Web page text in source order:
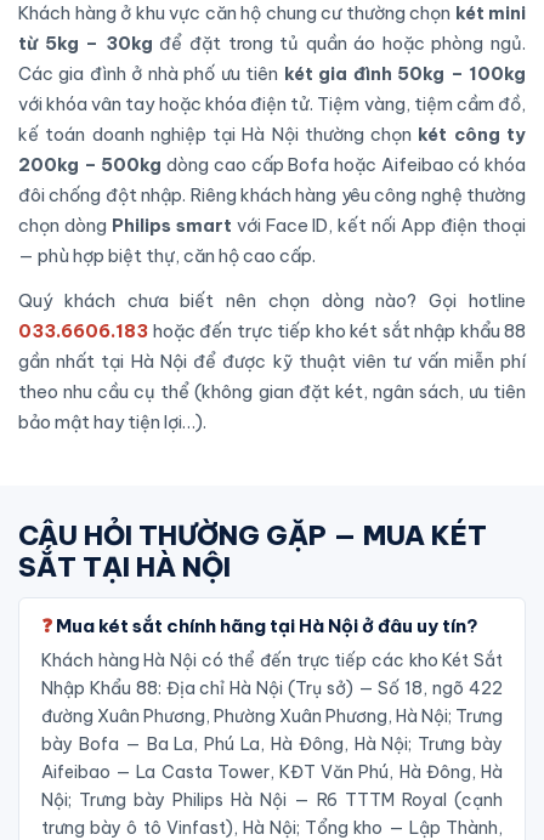
Khách hàng ở khu vực căn hộ chung cư thường chọn két mini
từ 5kg – 30kg để đặt trong tủ quần áo hoặc phòng ngủ.
Các gia đình ở nhà phố ưu tiên két gia đình 50kg – 100kg
với khóa vân tay hoặc khóa điện tử. Tiệm vàng, tiệm cầm đồ,
kế toán doanh nghiệp tại Hà Nội thường chọn két công ty
200kg – 500kg dòng cao cấp Bofa hoặc Aifeibao có khóa
đôi chống đột nhập. Riêng khách hàng yêu công nghệ thường
chọn dòng Philips smart với Face ID, kết nối App điện thoại
— phù hợp biệt thự, căn hộ cao cấp.
Quý khách chưa biết nên chọn dòng nào? Gọi hotline
033.6606.183 hoặc đến trực tiếp kho két sắt nhập khẩu 88
gần nhất tại Hà Nội để được kỹ thuật viên tư vấn miễn phí
theo nhu cầu cụ thể (không gian đặt két, ngân sách, ưu tiên
bảo mật hay tiện lợi…).
CÂU HỎI THƯỜNG GẶP — MUA KÉT
SẮT TẠI HÀ NỘI
Mua két sắt chính hãng tại Hà Nội ở đâu uy tín?
Khách hàng Hà Nội có thể đến trực tiếp các kho Két Sắt
Nhập Khẩu 88: Địa chỉ Hà Nội (Trụ sở) — Số 18, ngõ 422
đường Xuân Phương, Phường Xuân Phương, Hà Nội; Trưng
bày Bofa — Ba La, Phú La, Hà Đông, Hà Nội; Trưng bày
Aifeibao — La Casta Tower, KĐT Văn Phú, Hà Đông, Hà
Nội; Trưng bày Philips Hà Nội — R6 TTTM Royal (cạnh
trưng bày ô tô Vinfast), Hà Nội; Tổng kho — Lập Thành,